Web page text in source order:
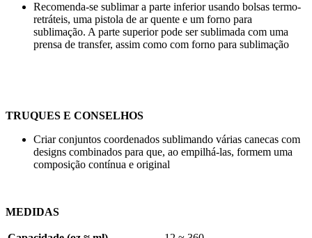
Recomenda-se sublimar a parte inferior usando bolsas termo-
retráteis, uma pistola de ar quente e um forno para
sublimação. A parte superior pode ser sublimada com uma
prensa de transfer, assim como com forno para sublimação
TRUQUES E CONSELHOS
Criar conjuntos coordenados sublimando várias canecas com
designs combinados para que, ao empilhá-las, formem uma
composição contínua e original
MEDIDAS